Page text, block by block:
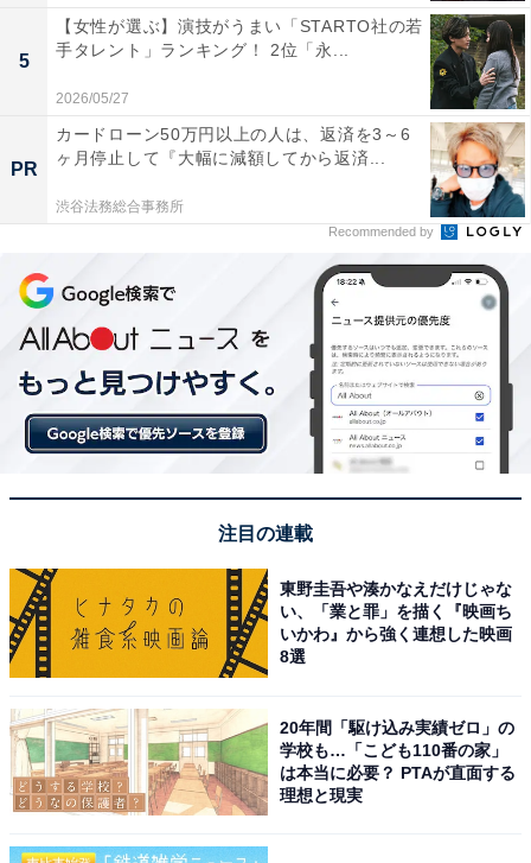
増やさないようにしている」
・
「手取り20万円」できついと思うこと 3位「イレギュ
ラーな出費への対応」、2位と1位は？
年収350万円、20代女性「産休育休のカバーで働くも、
給与が見合わない。転職したいが……」
5
【女性が選ぶ】演技がうまい「STARTO社の若
手タレント」ランキング！ 2位「永...
2026/05/27
PR
カードローン50万円以上の人は、返済を3～6
ヶ月停止して『大幅に減額してから返済...
渋谷法務総合事務所
Recommended by
注目の連載
東野圭吾や湊かなえだけじゃな
い、「業と罪」を描く『映画ち
いかわ』から強く連想した映画
8選
20年間「駆け込み実績ゼロ」の
学校も…「こども110番の家」
は本当に必要？ PTAが直面する
理想と現実